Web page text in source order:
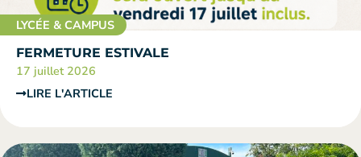
LYCÉE & CAMPUS
FERMETURE ESTIVALE
17 juillet 2026
LIRE L'ARTICLE